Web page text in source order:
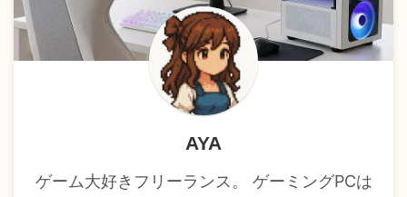
AYA
ゲーム大好きフリーランス。 ゲーミングPCは